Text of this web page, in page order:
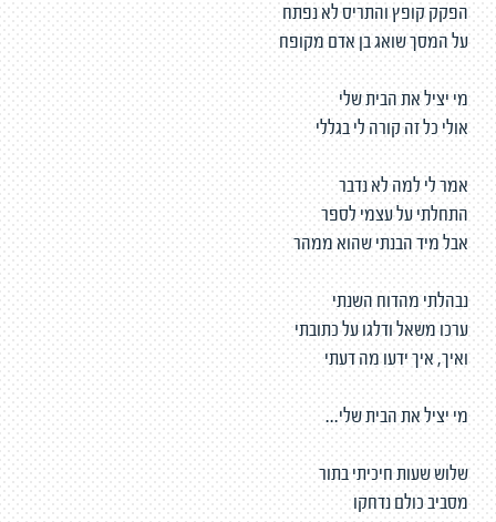
הפקק קופץ והתריס לא נפתח
על המסך שואג בן אדם מקופח
מי יציל את הבית שלי
אולי כל זה קורה לי בגללי
אמר לי למה לא נדבר
התחלתי על עצמי לספר
אבל מיד הבנתי שהוא ממהר
נבהלתי מהדוח השנתי
ערכו משאל ודלגו על כתובתי
ואיך, איך ידעו מה דעתי
מי יציל את הבית שלי...
שלוש שעות חיכיתי בתור
מסביב כולם נדחקו